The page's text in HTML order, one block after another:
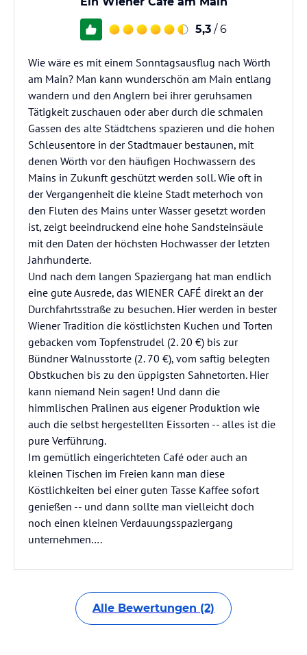
5,3 / 6
Wie wäre es mit einem Sonntagsausflug nach Wörth
am Main? Man kann wunderschön am Main entlang
wandern und den Anglern bei ihrer geruhsamen
Tätigkeit zuschauen oder aber durch die schmalen
Gassen des alte Städtchens spazieren und die hohen
Schleusentore in der Stadtmauer bestaunen, mit
denen Wörth vor den häufigen Hochwassern des
Mains in Zukunft geschützt werden soll. Wie oft in
der Vergangenheit die kleine Stadt meterhoch von
den Fluten des Mains unter Wasser gesetzt worden
ist, zeigt beeindruckend eine hohe Sandsteinsäule
mit den Daten der höchsten Hochwasser der letzten
Jahrhunderte.
Und nach dem langen Spaziergang hat man endlich
eine gute Ausrede, das WIENER CAFÉ direkt an der
Durchfahrtsstraße zu besuchen. Hier werden in bester
Wiener Tradition die köstlichsten Kuchen und Torten
gebacken vom Topfenstrudel (2. 20 €) bis zur
Bündner Walnusstorte (2. 70 €), vom saftig belegten
Obstkuchen bis zu den üppigsten Sahnetorten. Hier
kann niemand Nein sagen! Und dann die
himmlischen Pralinen aus eigener Produktion wie
auch die selbst hergestellten Eissorten -- alles ist die
pure Verführung.
Im gemütlich eingerichteten Café oder auch an
kleinen Tischen im Freien kann man diese
Köstlichkeiten bei einer guten Tasse Kaffee sofort
genießen -- und dann sollte man vielleicht doch
noch einen kleinen Verdauungsspaziergang
unternehmen….
Alle Bewertungen (2)